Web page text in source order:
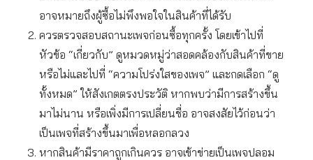
อาจหมายถึงผู้ซื้อไม่พึงพอใจในสินค้าที่ได้รับ
ควรตรวจสอบสถานะเพจก่อนซื้อทุกครั้ง โดยเข้าไปที่
หัวข้อ “เกี่ยวกับ” ดูหมวดหมู่ว่าสอดคล้องกับสินค้าที่ขาย
หรือไม่และไปที่ “ความโปร่งใสของเพจ” และกดเลือก “ดู
ทั้งหมด” ให้สังเกตตรงประวัติ หากพบว่ามีการสร้างขึ้น
มาไม่นาน หรือเพิ่งมีการเปลี่ยนชื่อ อาจสงสัยไว้ก่อนว่า
เป็นเพจที่สร้างขึ้นมาเพื่อหลอกลวง
หากสินค้ามีราคาถูกเกินควร อาจเข้าข่ายเป็นเพจปลอม